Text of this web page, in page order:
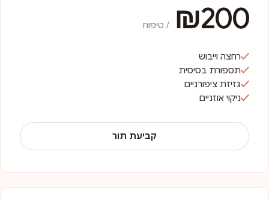
₪200 / טיפוח
רחצה וייבוש
תספורת בסיסית
גזיזת ציפורניים
ניקוי אוזניים
קביעת תור